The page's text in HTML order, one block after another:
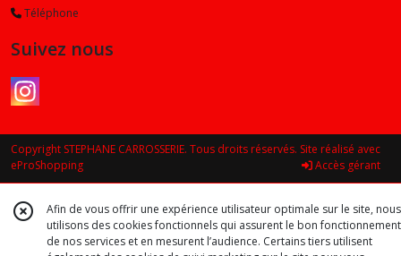
Téléphone
Suivez nous
Copyright STEPHANE CARROSSERIE. Tous droits réservés. Site réalisé avec
eProShopping
Accès gérant
Afin de vous offrir une expérience utilisateur optimale sur le site, nous
utilisons des cookies fonctionnels qui assurent le bon fonctionnement
de nos services et en mesurent l’audience. Certains tiers utilisent